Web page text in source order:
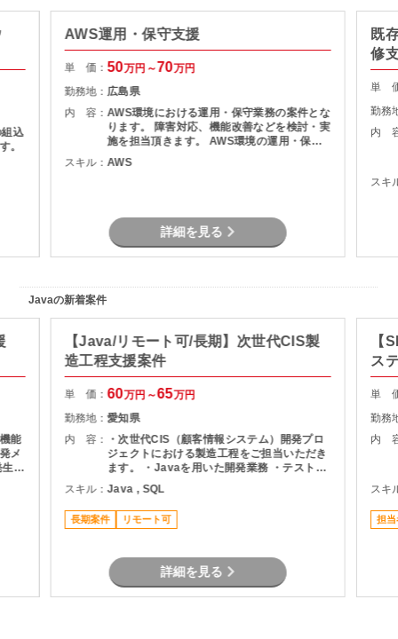
込
。
AWS運用・保守支援
単 価：50万円～70万円
勤務地： 広島県
内 容：AWS環境における運用・保守業務の案件とな
ります。 障害対応、機能改善などを検討・実
施を担当頂きます。 AWS環境の運用・保守
障害調査 マニュアル作成
スキル：AWS
詳細を見る
既
修
単
勤務
内
スキ
Javaの新着案件
能
メ
【Java/リモート可/長期】次世代CIS製
造工程支援案件
単 価：60万円～65万円
勤務地：愛知県
内 容：
・次世代CIS（顧客情報システム）開発プロ
ジェクトにおける製造工程をご担当いただき
ます。 ・Javaを用いた開発業務 ・テスト実
施（Junit） ・Oracle環境での開発 ・結合工
程を中心とした開発支援
スキル：Java , SQL
長期案件 リモート可
詳細を見る
【
ス
単
勤務
内
スキ
担当